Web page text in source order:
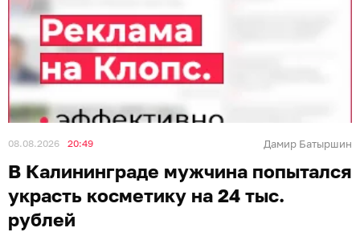
08.08.2026 20:49 Дамир Батыршин
В Калининграде мужчина попытался
украсть косметику на 24 тыс.
рублей